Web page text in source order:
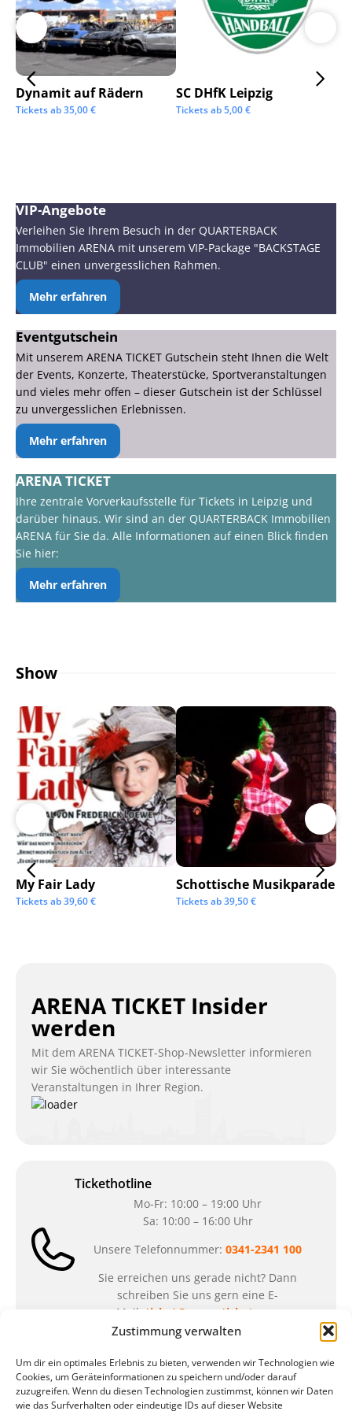
Zustimmung verwalten
Um dir ein optimales Erlebnis zu bieten, verwenden wir Technologien wie
Cookies, um Geräteinformationen zu speichern und/oder darauf
zuzugreifen. Wenn du diesen Technologien zustimmst, können wir Daten
wie das Surfverhalten oder eindeutige IDs auf dieser Website
Dynamit auf Rädern
Tickets ab35,00€
SC DHfK Leipzig
Tickets ab5,00€
VIP-Angebote
Verleihen Sie Ihrem Besuch in der QUARTERBACK
Immobilien ARENA mit unserem VIP-Package "BACKSTAGE
CLUB" einen unvergesslichen Rahmen.
Mehr erfahren
Eventgutschein
Mit unserem ARENA TICKET Gutschein steht Ihnen die Welt
der Events, Konzerte, Theaterstücke, Sportveranstaltungen
und vieles mehr offen – dieser Gutschein ist der Schlüssel
zu unvergesslichen Erlebnissen.
Mehr erfahren
ARENA TICKET
Ihre zentrale Vorverkaufsstelle für Tickets in Leipzig und
darüber hinaus. Wir sind an der QUARTERBACK Immobilien
ARENA für Sie da. Alle Informationen auf einen Blick finden
Sie hier:
Mehr erfahren
Show
My Fair Lady
Tickets ab39,60€
Schottische Musikparade
Tickets ab39,50€
ARENA TICKET Insider
werden
Mit dem ARENA TICKET-Shop-Newsletter informieren
wir Sie wöchentlich über interessante
Veranstaltungen in Ihrer Region.
Tickethotline
Mo-Fr: 10:00 – 19:00 Uhr
Sa: 10:00 – 16:00 Uhr
Unsere Telefonnummer: 0341-2341 100
Sie erreichen uns gerade nicht? Dann
schreiben Sie uns gern eine E-
Mail: ticket@arena-ticket.com
Kassenöffnungszeiten
unsere Sonderöffnungszeiten im Sommer: